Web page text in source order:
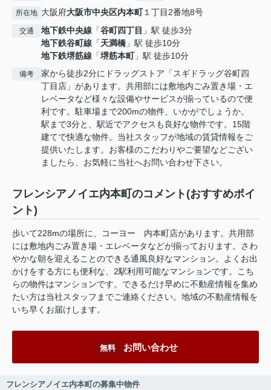
所在地 大阪府大阪市中央区内本町１丁目2番地8号
交通 地下鉄中央線 「谷町四丁目 」駅 徒歩3分
地下鉄谷町線 「天満橋 」駅 徒歩10分
地下鉄堺筋線 「堺筋本町」駅 徒歩10分
備考
家から徒歩2分にドラッグストア「スギドラッグ谷町四
丁目店」があります。共用部には敷地内ごみ置き場・エ
レベータなど様々な設備やサービスが揃っているので便
利です。駐車場まで200mの物件、いかがでしょうか。
駅まで3分と、駅近でアクセスも良好な物件です。15階
建てで快適な物件。当社スタッフが地域の賃貸情報をご
提供いたします。お客様のこだわりやご要望などござい
ましたら、お気軽に当社へお問い合わせ下さい。
フレンシアノイエ内本町のコメント(おすすめポイ
ント)
歩いて228mの場所に、コーヨー 内本町店があります。共用部
には敷地内ごみ置き場・エレベータなどが揃っております。さわ
やかな朝を迎えることのできる通風良好なマンション。よくお出
かけをする方にも便利な、2駅利用可能なマンションです。こち
らの物件はマンションです。できるだけ早めに不動産情報を集め
たい方は当社スタッフまでご連絡ください。地域の不動産情報を
いち早くお届けします。
無料 お問い合わせ
フレンシアノイエ内本町の募集中物件